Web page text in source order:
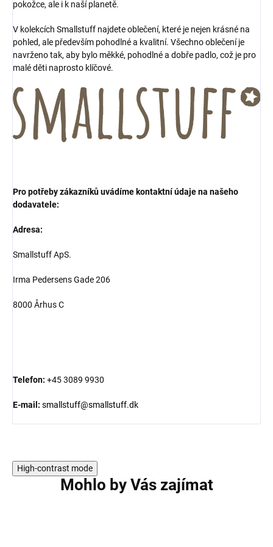
pokožce, ale i k naší planetě.
V kolekcích Smallstuff najdete oblečení, které je nejen krásné na
pohled, ale především pohodlné a kvalitní. Všechno oblečení je
navrženo tak, aby bylo měkké, pohodlné a dobře padlo, což je pro
malé děti naprosto klíčové.
Pro potřeby zákazníků uvádíme kontaktní údaje na našeho
dodavatele:
Adresa:
Smallstuff ApS.
Irma Pedersens Gade 206
8000 Århus C
Telefon: +45 3089 9930
E-mail: smallstuff@smallstuff.dk
High-contrast mode
Mohlo by Vás zajímat